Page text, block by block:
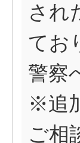
され
てお
警察
※追
ご相